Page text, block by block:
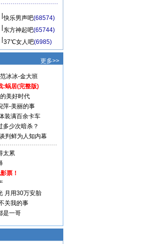
快乐男声吧(68574)
东方神起吧(65744)
37℃女人吧(6985)
更多>>
范冰冰-金大班
:蜗居(完整版)
美好时代
萍-美丽的事
装满百余卡车
多少次暗杀？
判鲜为人知内幕
太累
票！
月用30万安胎
关我的事
是一哥